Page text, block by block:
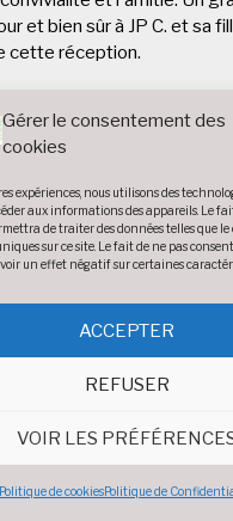
Gérer le consentement des
cookies
expériences, nous utilisons des
aux informations des appareils. Le
de traiter des données telles que
sur ce site. Le fait de ne pas
un effet négatif sur certaines
ACCEPTER
REFUSER
VOIR LES
Politique de cookiesPolitique de
et bien sûr à JP C. et sa
cette réception.
2019 :